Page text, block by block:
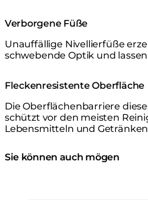
Verborgene Füße
Unauffällige Nivellierfüße
schwebende Optik und
Fleckenresistente Oberfläche
Die Oberflächenbarriere
schützt vor den meisten
Lebensmitteln und
Sie können auch mögen